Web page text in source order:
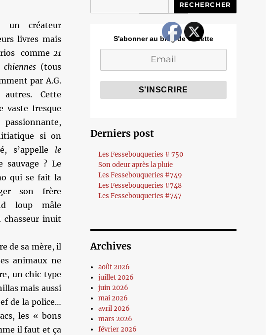
un créateur
livres mais
comme 21
(tous
par A.G.
Cette
vaste fresque
si on
s’appelle le
? Le
qui se fait la
son frère
loup mâle
inuit
de sa mère, il
animaux ne
un chic type
mais aussi
de la police…
les « bons
il faut et ça
RECHERCHER
S'abonner au blog de Cozette
Derniers post
Les Fessebouqueries # 750
Son odeur après la pluie
Les Fessebouqueries #749
Les Fessebouqueries #748
Les Fessebouqueries #747
Archives
août 2026
juillet 2026
juin 2026
mai 2026
avril 2026
mars 2026
février 2026